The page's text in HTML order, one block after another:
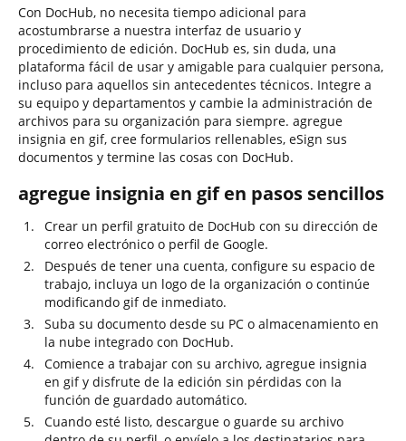
Con DocHub, no necesita tiempo adicional para
acostumbrarse a nuestra interfaz de usuario y
procedimiento de edición. DocHub es, sin duda, una
plataforma fácil de usar y amigable para cualquier persona,
incluso para aquellos sin antecedentes técnicos. Integre a
su equipo y departamentos y cambie la administración de
archivos para su organización para siempre. agregue
insignia en gif, cree formularios rellenables, eSign sus
documentos y termine las cosas con DocHub.
agregue insignia en gif en pasos sencillos
Crear un perfil gratuito de DocHub con su dirección de
correo electrónico o perfil de Google.
Después de tener una cuenta, configure su espacio de
trabajo, incluya un logo de la organización o continúe
modificando gif de inmediato.
Suba su documento desde su PC o almacenamiento en
la nube integrado con DocHub.
Comience a trabajar con su archivo, agregue insignia
en gif y disfrute de la edición sin pérdidas con la
función de guardado automático.
Cuando esté listo, descargue o guarde su archivo